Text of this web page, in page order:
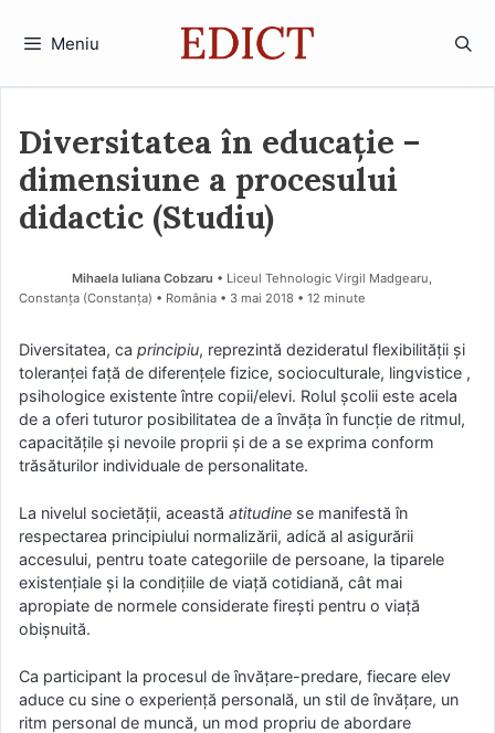
Meniu
Diversitatea în educație –
dimensiune a procesului
didactic (Studiu)
Mihaela Iuliana Cobzaru • Liceul Tehnologic Virgil Madgearu,
Constanţa (Constanţa) • România
3 mai 2018 • 12 minute
Diversitatea, ca principiu, reprezintă dezideratul flexibilităţii şi
toleranţei faţă de diferenţele fizice, socioculturale, lingvistice ,
psihologice existente între copii/elevi. Rolul şcolii este acela
de a oferi tuturor posibilitatea de a învăţa în funcţie de ritmul,
capacităţile şi nevoile proprii şi de a se exprima conform
trăsăturilor individuale de personalitate.
La nivelul societăţii, această atitudine se manifestă în
respectarea principiului normalizării, adică al asigurării
accesului, pentru toate categoriile de persoane, la tiparele
existenţiale şi la condiţiile de viaţă cotidiană, cât mai
apropiate de normele considerate fireşti pentru o viaţă
obişnuită.
Ca participant la procesul de învăţare-predare, fiecare elev
aduce cu sine o experienţă personală, un stil de învăţare, un
ritm personal de muncă, un mod propriu de abordare